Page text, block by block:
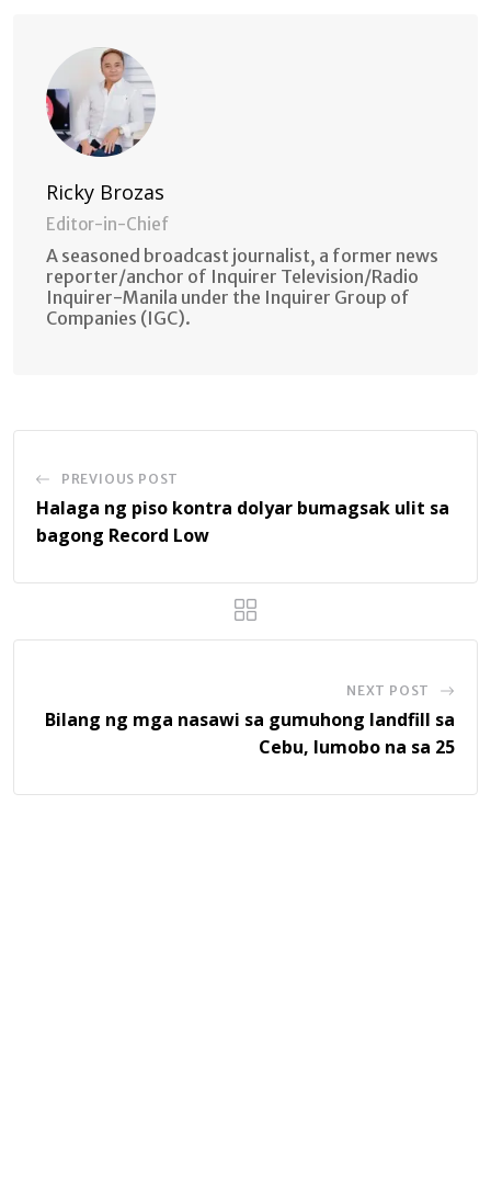
Ricky Brozas
Editor-in-Chief
A seasoned broadcast journalist, a former news
reporter/anchor of Inquirer Television/Radio
Inquirer-Manila under the Inquirer Group of
Companies (IGC).
PREVIOUS POST
Halaga ng piso kontra dolyar bumagsak ulit sa
bagong Record Low
NEXT POST
Bilang ng mga nasawi sa gumuhong landfill sa
Cebu, lumobo na sa 25